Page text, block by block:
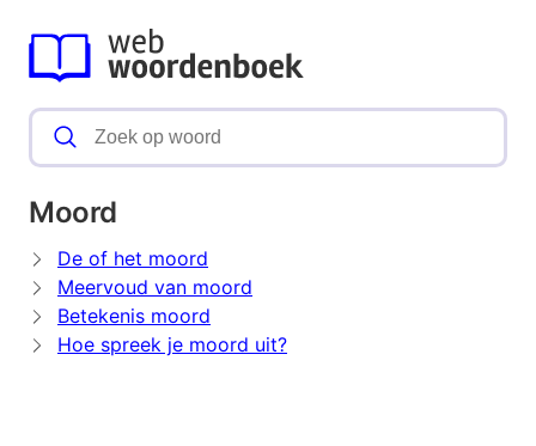
Moord
De of het moord
Meervoud van moord
Betekenis moord
Hoe spreek je moord uit?